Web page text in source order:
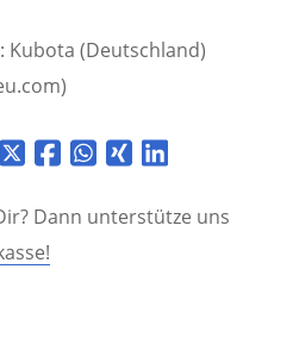
Kubota (Deutschland)
Dann unterstütze uns